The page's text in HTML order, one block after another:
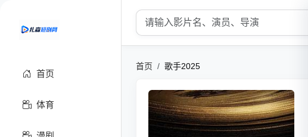
首页
体育
搜索关键词
首页 歌手2025